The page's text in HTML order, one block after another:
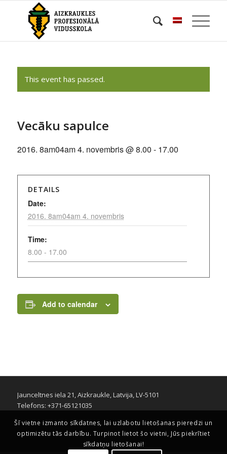
This event has passed.
Vecāku sapulce
2016. 8am04am 4. novembris @ 8.00 - 17.00
DETAILS
Date:
2016. 8am04am 4. novembris
Time:
8.00 - 17.00
Add to calendar
Jaunceltnes iela 21, Aizkraukle, Latvija, LV-5101
Telefons: +371-65121035
Šī vietne izmanto sīkdatnes, lai uzlabotu lietošanas pieredzi un
optimizētu tās darbību. Turpinot lietot šo vietni, Jūs piekrītiet
sīkdatņu lietošanai!